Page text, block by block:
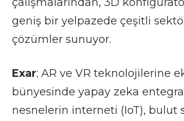
geniş bir yelpazede çeşitli
çözümler sunuyor.
Exar; AR ve VR teknolojilerine
bünyesinde yapay zeka
nesnelerin interneti (IoT), bulut